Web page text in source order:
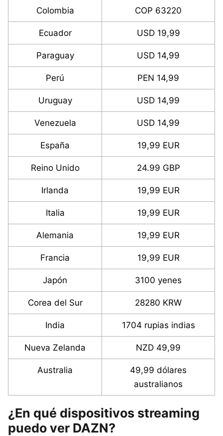
Colombia COP 63220
Ecuador USD 19,99
Paraguay USD 14,99
Perú PEN 14,99
Uruguay USD 14,99
Venezuela USD 14,99
España 19,99 EUR
Reino Unido 24.99 GBP
Irlanda 19,99 EUR
Italia 19,99 EUR
Alemania 19,99 EUR
Francia 19,99 EUR
Japón 3100 yenes
Corea del Sur 28280 KRW
India 1704 rupias indias
Nueva Zelanda NZD 49,99
Australia
49,99 dólares
australianos
¿En qué dispositivos streaming
puedo ver DAZN?